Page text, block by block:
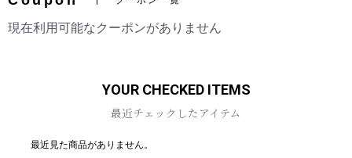
現在利用可能なクーポンがありません
YOUR CHECKED ITEMS
最近チェックしたアイテム
最近見た商品がありません。